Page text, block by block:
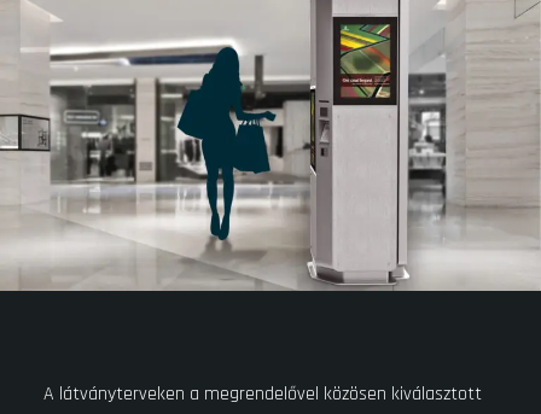
A látványterveken a megrendelővel közösen kiválasztott